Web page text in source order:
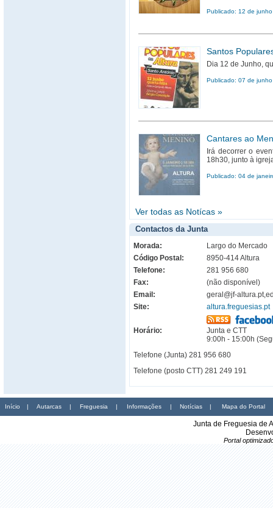
Publicado: 12 de
Santos
Dia 12 de Junho,
Publicado: 07 de
Cantares ao
Irá decorrer o
18h30, junto à
Publicado: 04 de
Ver todas as Notícas »
Contactos da Junta
Morada:
Largo do Mercado
Código Postal:
8950-414 Altura
Telefone:
281 956 680
Fax:
(não disponível)
Email:
geral@jf-
Site:
altura.freguesias.pt
Horário:
Junta e CTT
9:00h - 15:00h
Telefone (Junta) 281 956 680
Telefone (posto CTT) 281 249 191
Início | Autarcas | Freguesia | Informações | Notícias | Mapa do Portal
Junta de Freguesia de
Portal